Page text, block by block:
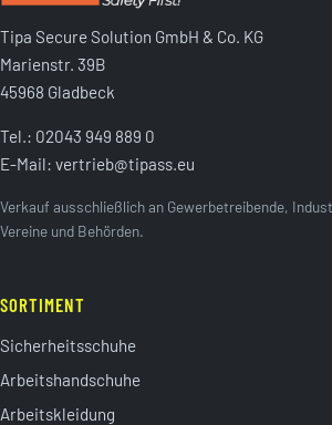
Tipa Secure Solution GmbH & Co. KG
Marienstr. 39B
45968 Gladbeck
Tel.: 02043 949 889 0
E-Mail: vertrieb@tipass.eu
Verkauf ausschließlich an Gewerbetreibende,
Vereine und Behörden.
SORTIMENT
Sicherheitsschuhe
Arbeitshandschuhe
Arbeitskleidung